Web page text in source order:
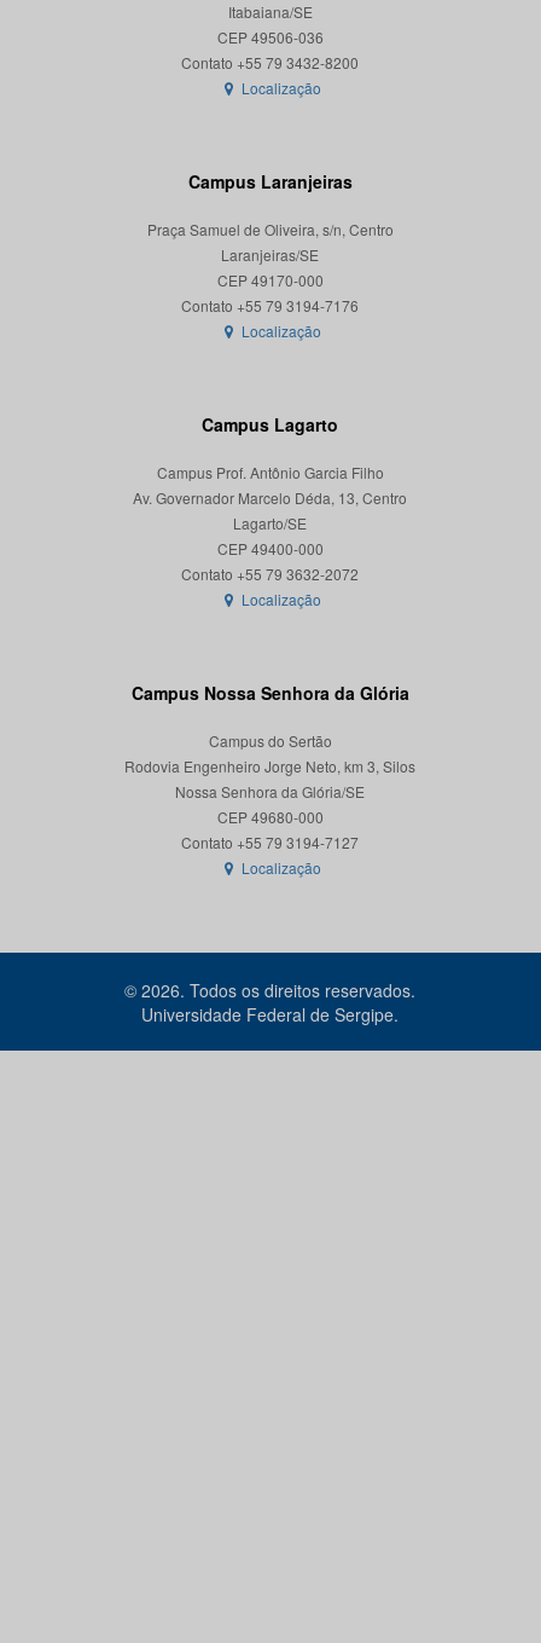
Itabaiana/SE
CEP 49506-036
Localização
Campus Laranjeiras
Praça Samuel de Oliveira, s/n, Centro
Laranjeiras/SE
CEP 49170-000
Localização
Campus Lagarto
Campus Prof. Antônio Garcia Filho
Av. Governador Marcelo Déda, 13, Centro
Lagarto/SE
CEP 49400-000
Localização
Campus Nossa Senhora da Glória
Campus do Sertão
Rodovia Engenheiro Jorge Neto, km 3, Silos
Nossa Senhora da Glória/SE
CEP 49680-000
Localização
© 2026. Todos os direitos reservados.
Universidade Federal de Sergipe.